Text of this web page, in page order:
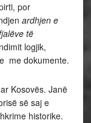
por
ardhjen e
të
logjik,
me dokumente.
Kosovës. Janë
së saj e
historike.